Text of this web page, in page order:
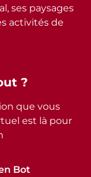
?
que vous
est là pour
Bot
ses paysages
activités de